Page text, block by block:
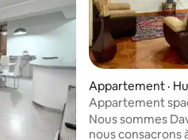
Appartement ·
Appartement
Nous sommes
nous consacrons